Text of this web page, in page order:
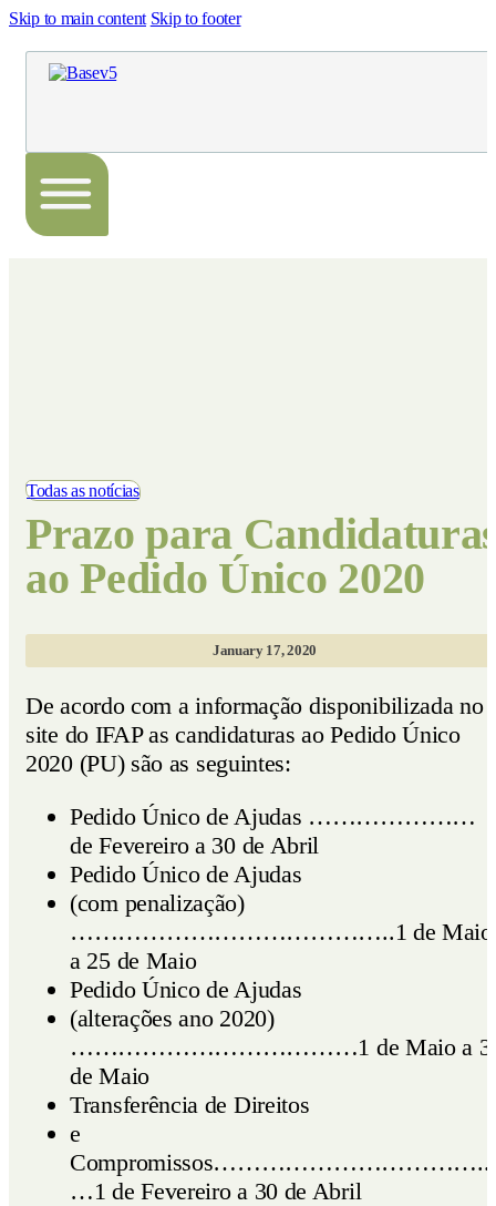
Skip to main content Skip to footer
Todas as notícias
Prazo para
ao Pedido Único 2020
January 17, 2020
De acordo com a informação disponibilizada no
site do IFAP as candidaturas ao Pedido Único
2020 (PU) são as seguintes:
Pedido Único de Ajudas …………………
de Fevereiro a 30 de Abril
Pedido Único de Ajudas
(com penalização)
…………………………………..1 de Maio
a 25 de Maio
Pedido Único de Ajudas
(alterações ano 2020)
………………………………1 de Maio a
de Maio
Transferência de Direitos
e
Compromissos……………………………..
…1 de Fevereiro a 30 de Abril